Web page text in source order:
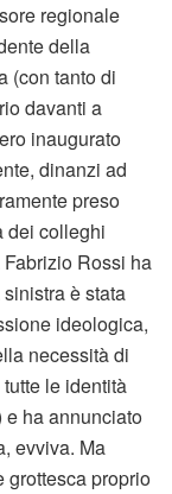
regionale
della
(con tanto di
davanti a
inaugurato
dinanzi ad
preso
dei colleghi
Rossi ha
è stata
ideologica,
necessità di
le identità
e ha annunciato
evviva. Ma
grottesca proprio